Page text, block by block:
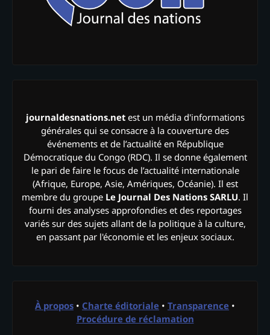
journaldesnations.netest un média d'informations
générales qui se consacre à la couverture des
événements et de l’actualité en République
Démocratique du Congo (RDC). Il se donne également
le pari de faire le focus de l’actualité internationale
(Afrique, Europe, Asie, Amériques, Océanie). Il est
membre du groupe Le Journal Des Nations SARLU. Il
fourni des analyses approfondies et des reportages
variés sur des sujets allant de la politique à la culture,
en passant par l'économie et les enjeux sociaux.
À propos • Charte éditoriale • Transparence •
Procédure de réclamation